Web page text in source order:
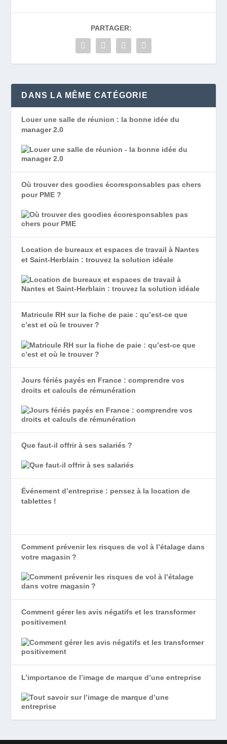
PARTAGER:
DANS LA MÊME CATÉGORIE
Louer une salle de réunion : la bonne idée du
manager 2.0
Où trouver des goodies écoresponsables pas chers
pour PME ?
Location de bureaux et espaces de travail à Nantes
et Saint-Herblain : trouvez la solution idéale
Matricule RH sur la fiche de paie : qu’est-ce que
c’est et où le trouver ?
Jours fériés payés en France : comprendre vos
droits et calculs de rémunération
Que faut-il offrir à ses salariés ?
Événement d’entreprise : pensez à la location de
tablettes !
Comment prévenir les risques de vol à l’étalage dans
votre magasin ?
Comment gérer les avis négatifs et les transformer
positivement
L’importance de l’image de marque d’une entreprise